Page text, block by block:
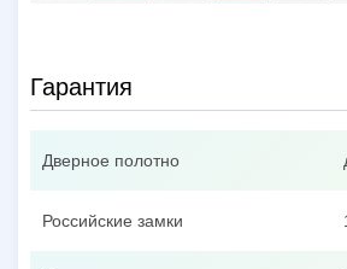
Гарантия
Дверное полотно
Российские замки